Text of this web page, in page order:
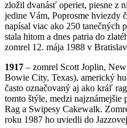
zložil dvanásť operiet, piesne z
jedine Vám, Poprosme hviezdy
napísal viac ako 250 tanečných
stala hitom a dnes patria do
zomrel 12. mája 1988 v
1917 – zomrel Scott Joplin,
Bowie City, Texas), americký
často označovaný aj ako kráľ
tomto štýle, medzi
Rag a Swipesy Cakewalk.
roku 1987 ho uviedli do